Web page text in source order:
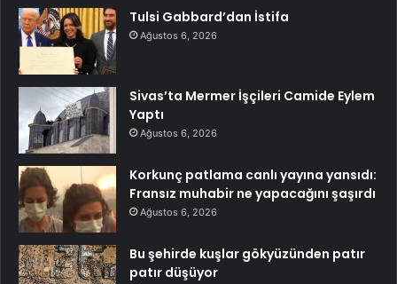
Tulsi Gabbard’dan İstifa
Ağustos 6, 2026
Sivas’ta Mermer İşçileri Camide Eylem
Yaptı
Ağustos 6, 2026
Korkunç patlama canlı yayına yansıdı:
Fransız muhabir ne yapacağını şaşırdı
Ağustos 6, 2026
Bu şehirde kuşlar gökyüzünden patır
patır düşüyor